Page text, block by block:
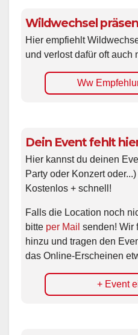
Wildwechsel
Hier empfiehlt
und verlost dafür oft auch
Ww
Dein Event fehlt
Hier kannst du deinen
Party oder Konzert
Kostenlos + schnell!
Falls die Location noch
bitte per Mail senden! Wir
hinzu und tragen den
das Online-Erscheinen
+ Event